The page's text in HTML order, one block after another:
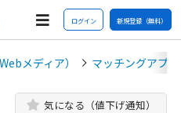
ログイン 新規登録（無料）
メディア） マッチングアプリ
気になる（値下げ通知）